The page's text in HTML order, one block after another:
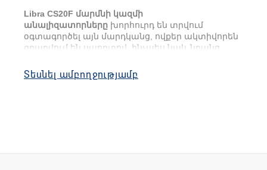
Libra CS20F մարմնի կազմի
անալիզատորները խորհուրդ են տրվում
օգտագործել այն մարդկանց, ովքեր ակտիվորեն
զբաղվում են սպորտով, ինչպես նաև նրանց,
առողջությունը և վերահսկում իրենց քաշը:
Անալիզատորի կշեռքները համաժամացնում են
Տեսնել ամբողջությամբ